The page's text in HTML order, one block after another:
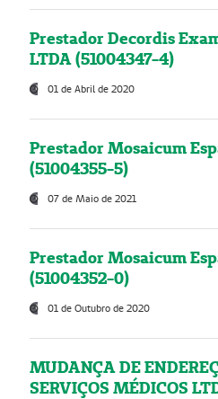
Prestador Decordis
LTDA (51004347-4)
01 de Abril de 2020
Prestador Mosaicum
(51004355-5)
07 de Maio de 2021
Prestador Mosaicum
(51004352-0)
01 de Outubro de 2020
MUDANÇA DE
SERVIÇOS MÉDICOS